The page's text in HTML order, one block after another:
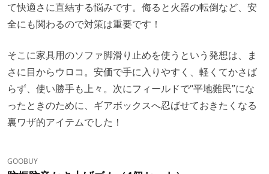
て快適さに直結する悩みです。侮ると火器の転倒など、安
全にも関わるので対策は重要です！
そこに家具用のソファ脚滑り止めを使うという発想は、ま
さに目からウロコ。安価で手に入りやすく、軽くてかさば
らず、使い勝手も上々。次にフィールドで“平地難民”にな
ったときのために、ギアボックスへ忍ばせておきたくなる
裏ワザ的アイテムでした！
GOOBUY